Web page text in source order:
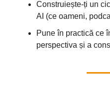
Construiește-ți un
AI (ce oameni,
Pune în practică ce
perspectiva și a